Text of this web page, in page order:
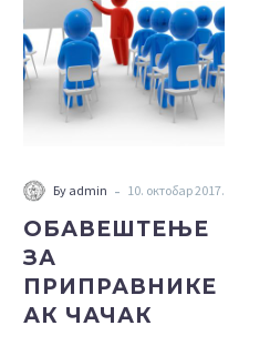
ПРИПРАВНИКЕ
АК
ЧАЧАК
Бy admin - 10. октобар 2017.
ОБАВЕШТЕЊЕ
ЗА
ПРИПРАВНИКЕ
АК ЧАЧАК